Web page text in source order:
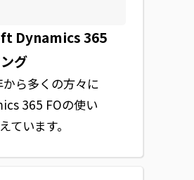
Dynamics 365
グ
ら多くの方々に
365 FOの使い
ています。